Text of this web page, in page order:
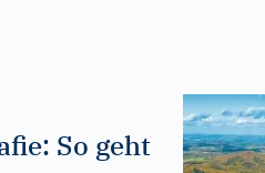
So geht